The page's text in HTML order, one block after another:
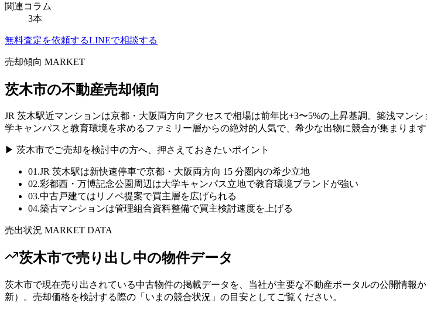
関連コラム
3本
無料査定を依頼するLINEで相談する
売却傾向 MARKET
茨木市の不動産売却傾向
JR 茨木駅近マンションは京都・大阪両方向アクセスで相場は前年比+3〜5%の上昇基調。築浅マン
学キャンパスと教育環境を求めるファミリー層からの絶対的人気で、希少な出物に競合が集まります
▶ 茨木市でご売却を検討中の方へ、押さえておきたいポイント
01.JR 茨木駅は新快速停車で京都・大阪両方向 15 分圏内の希少立地
02.彩都西・万博記念公園周辺は大学キャンパス立地で教育環境ブランドが強い
03.中古戸建てはリノベ提案で買主層を広げられる
04.築古マンションは管理組合資料整備で買主検討速度を上げる
売出状況 MARKET DATA
茨木市で売り出し中の物件データ
茨木市で現在売り出されている中古物件の掲載データを、当社が主要な不動産ポータルの公開情報
新）。売却価格を検討する際の「いまの競合状況」の目安としてご覧ください。